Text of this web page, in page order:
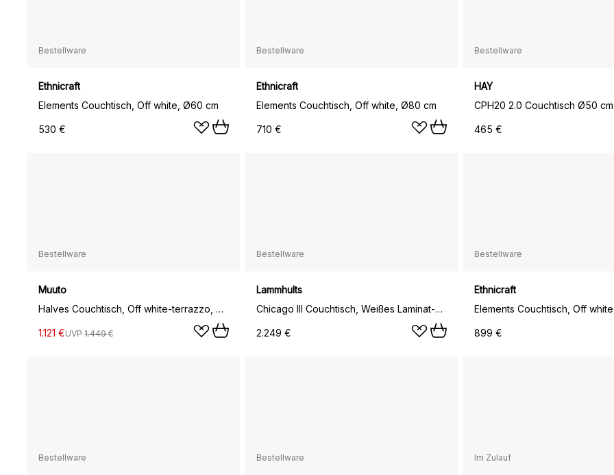
Bestellware
Ethnicraft
Elements Couchtisch, Off white, Ø60 cm
530 €
Bestellware
Ethnicraft
Elements Couchtisch, Off white, Ø80 cm
710 €
Bestellware
HAY
465 €
Bestellware
Muuto
Halves Couchtisch, Off white-terrazzo, Ø85 cm
1.121 €UVP 1.449 €
Bestellware
Lammhults
Chicago III Couchtisch, Weißes Laminat-Chrom
2.249 €
Bestellware
Ethnicraft
899 €
Bestellware Bestellware Im Zulauf